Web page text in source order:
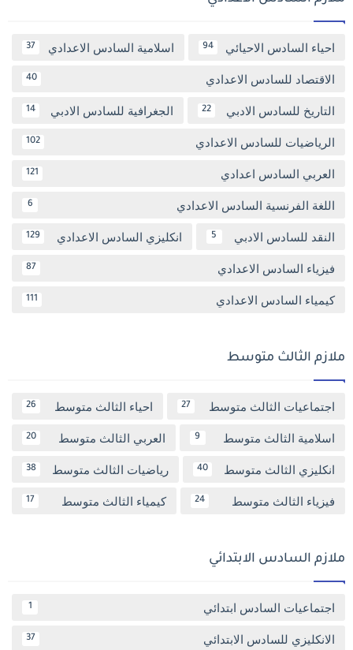
احياء السادس الاحيائي 94 اسلامية السادس الاعدادي 37
الاقتصاد للسادس الاعدادي 40
التاريخ للسادس الادبي 22 الجغرافية للسادس الادبي 14
الرياضيات للسادس الاعدادي 102
العربي السادس اعدادي 121
اللغة الفرنسية السادس الاعدادي 6
النقد للسادس الادبي 5 انكليزي السادس الاعدادي 129
فيزياء السادس الاعدادي 87
كيمياء السادس الاعدادي 111
ملازم الثالث متوسط
اجتماعيات الثالث متوسط 27 احياء الثالث متوسط 26
اسلامية الثالث متوسط 9 العربي الثالث متوسط 20
انكليزي الثالث متوسط 40 رياضيات الثالث متوسط 38
فيزياء الثالث متوسط 24 كيمياء الثالث متوسط 17
ملازم السادس الابتدائي
اجتماعيات السادس ابتدائي 1
الانكليزي للسادس الابتدائي 37